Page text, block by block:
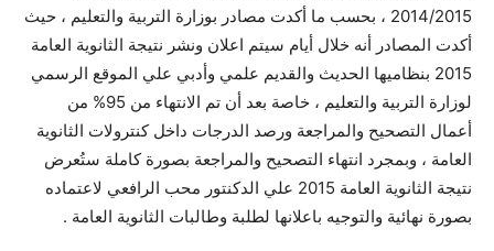
2014/2015 ، بحسب ما أكدت مصادر بوزارة التربية والتعليم ، حيث
أكدت المصادر أنه خلال أيام سيتم اعلان ونشر نتيجة الثانوية العامة
2015 بنظاميها الحديث والقديم علمي وأدبي علي الموقع الرسمي
لوزارة التربية والتعليم ، خاصة بعد أن تم الانتهاء من 95% من
أعمال التصحيح والمراجعة ورصد الدرجات داخل كنترولات الثانوية
العامة ، وبمجرد انتهاء التصحيح والمراجعة بصورة كاملة ستُعرض
نتيجة الثانوية العامة 2015 علي الدكنتور محب الرافعي لاعتماده
بصورة نهائية والتوجيه باعلانها لطلبة وطالبات الثانوية العامة .